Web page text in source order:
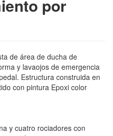
por
de área de ducha de
y lavaojos de emergencia
Estructura construida en
con pintura Epoxi color
y cuatro rociadores con